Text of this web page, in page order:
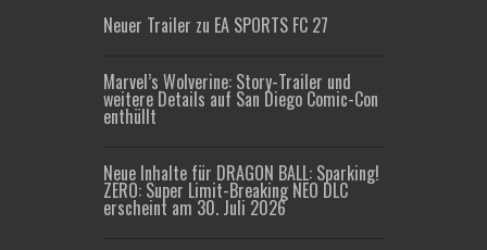
Neuer Trailer zu EA SPORTS FC 27
Marvel’s Wolverine: Story-Trailer und
weitere Details auf San Diego Comic-Con
enthüllt
Neue Inhalte für DRAGON BALL: Sparking!
ZERO: Super Limit-Breaking NEO DLC
erscheint am 30. Juli 2026